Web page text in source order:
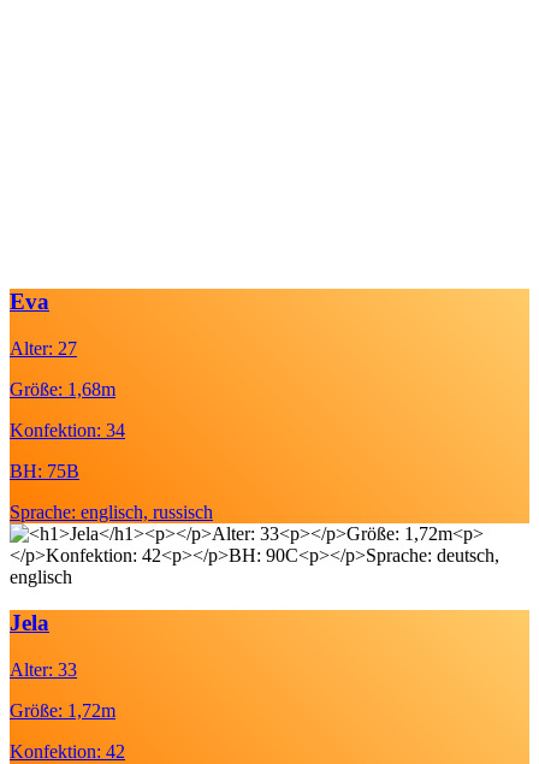
Eva
Alter: 27
Größe: 1,68m
Konfektion: 34
BH: 75B
Sprache: englisch, russisch
Jela
Alter: 33
Größe: 1,72m
Konfektion: 42